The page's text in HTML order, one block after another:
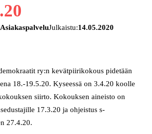
Julkaistu:14.05.2020
ry:n kevätpiirikokous pidetään
18.-19.5.20. Kyseessä on 3.4.20 koolle
siirto. Kokouksen aineisto on
17.3.20 ja ohjeistus s-
27.4.20.